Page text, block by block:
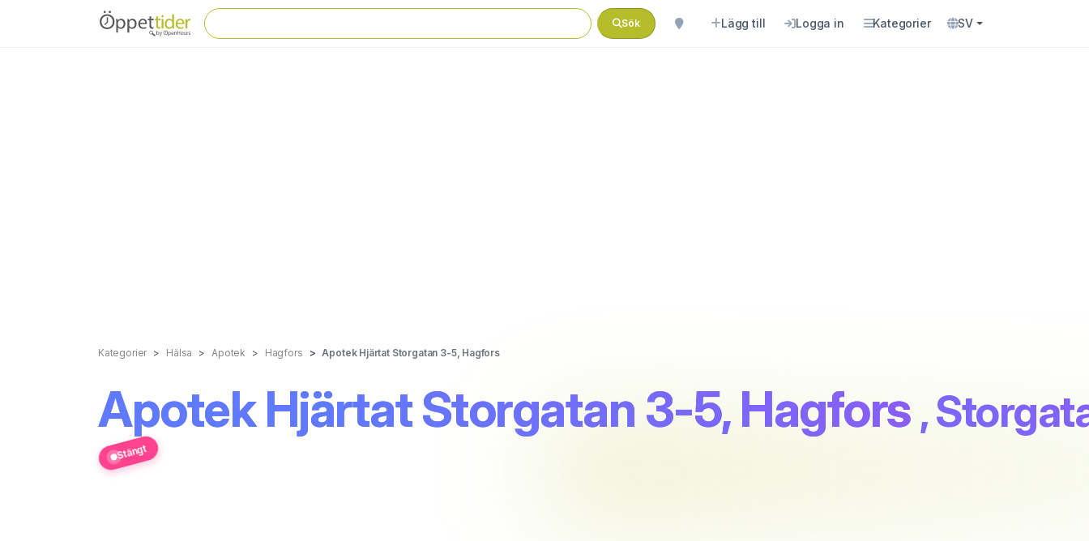
Sök Lägg till Logga in Kategorier SV
Kategorier Hälsa Apotek Hagfors Apotek Hjärtat Storgatan 3-5, Hagfors
Apotek Hjärtat Storgatan 3-5, Hagfors ,
Stängt